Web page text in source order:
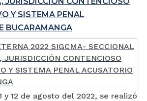
Y SISTEMA PENAL
BUCARAMANGA
y 12 de agosto del 2022, se realizó